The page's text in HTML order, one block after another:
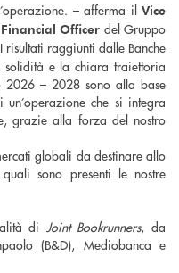
– afferma il Vice
Officer del Gruppo
risultati raggiunti dalle Banche
e la chiara traiettoria
2026 – 2028 sono alla base
un’operazione che si integra
grazie alla forza del nostro
globali da destinare allo
sono presenti le nostre
di Joint Bookrunners, da
(B&D), Mediobanca e